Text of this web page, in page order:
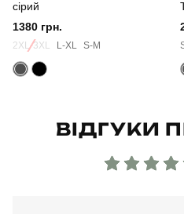
Матеріал
Країна - виробник
сірий
1380 грн.
2XL-3XL L-XL S-M
ВІДГУКИ